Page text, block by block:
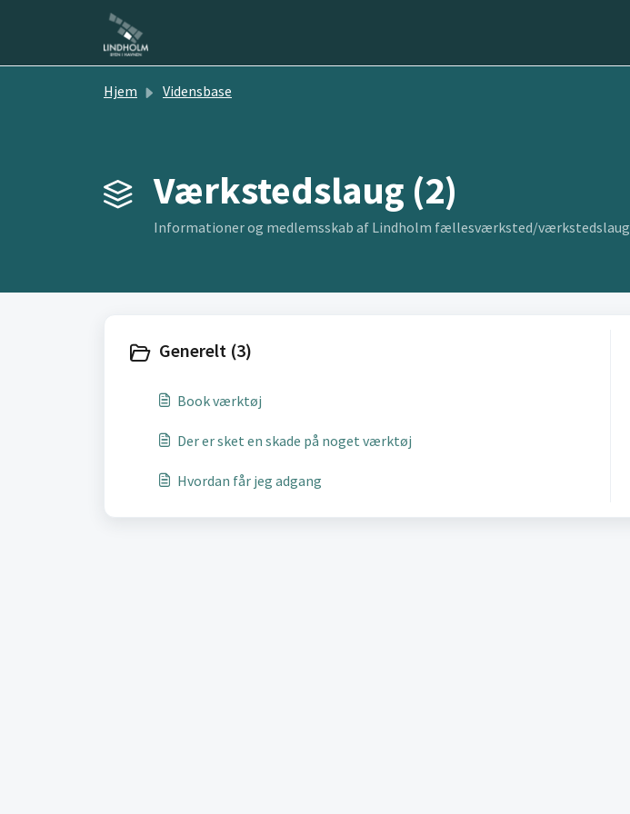
Gå til hovedindhold
Hjem Vidensbase
Værkstedslaug (2)
Informationer og medlemsskab af Lindholm fællesværksted/værkstedslaug
Generelt (3)
Book værktøj
Der er sket en skade på noget værktøj
Hvordan får jeg adgang